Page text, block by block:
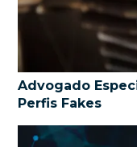
Advogado
Perfis Fakes